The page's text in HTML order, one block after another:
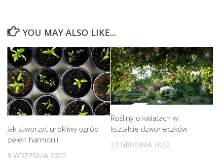
YOU MAY ALSO LIKE...
Jak stworzyć urokliwy ogród
pełen harmonii
8 WRZEŚNIA 2022
Rośliny o kwiatach w
kształcie dzwoneczków
27 GRUDNIA 2022